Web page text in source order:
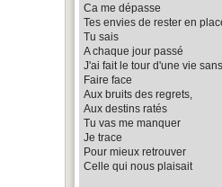
Ca me dépasse
Tes envies de rester en
Tu sais
A chaque jour passé
J'ai fait le tour d'une vie
Faire face
Aux bruits des regrets,
Aux destins ratés
Tu vas me manquer
Je trace
Pour mieux retrouver
Celle qui nous plaisait